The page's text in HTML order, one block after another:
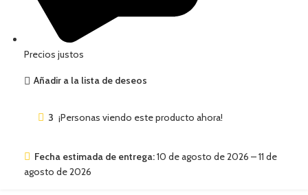
Precios justos
Añadir a la lista de deseos
3 ¡Personas viendo este producto ahora!
Fecha estimada de entrega:10 de agosto de 2026 – 11 de
agosto de 2026